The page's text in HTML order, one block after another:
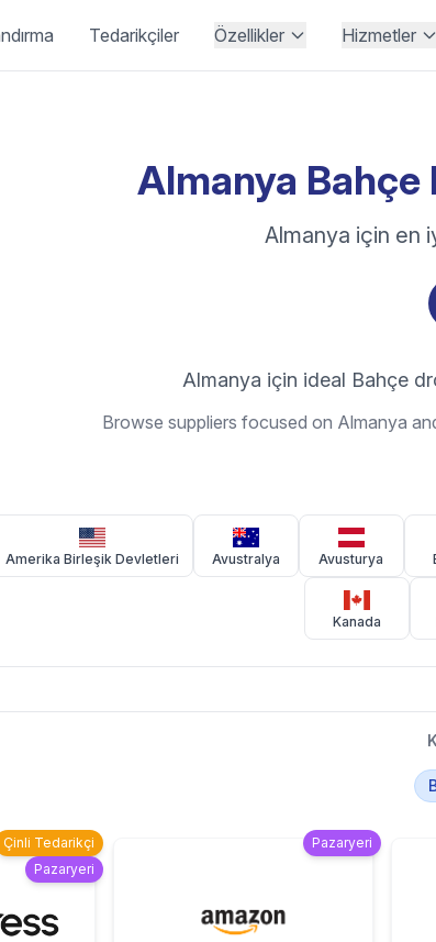
Tedarikçiler Özellikler Hizmetler
Almanya
Almanya için en
Almanya için ideal Bahçe
Browse suppliers focused on Almanya
Amerika Birleşik Devletleri Avustralya Avusturya
Kanada
Çinli Tedarikçi
Pazaryeri
Pazaryeri